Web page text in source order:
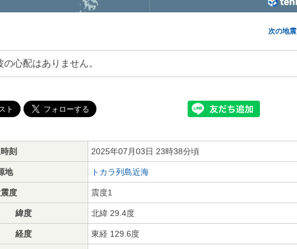
次の地震
心配はありません。
刻 2025年07月03日 23時38分頃
地 トカラ列島近海
度 震度1
緯度 北緯 29.4度
経度 東経 129.6度